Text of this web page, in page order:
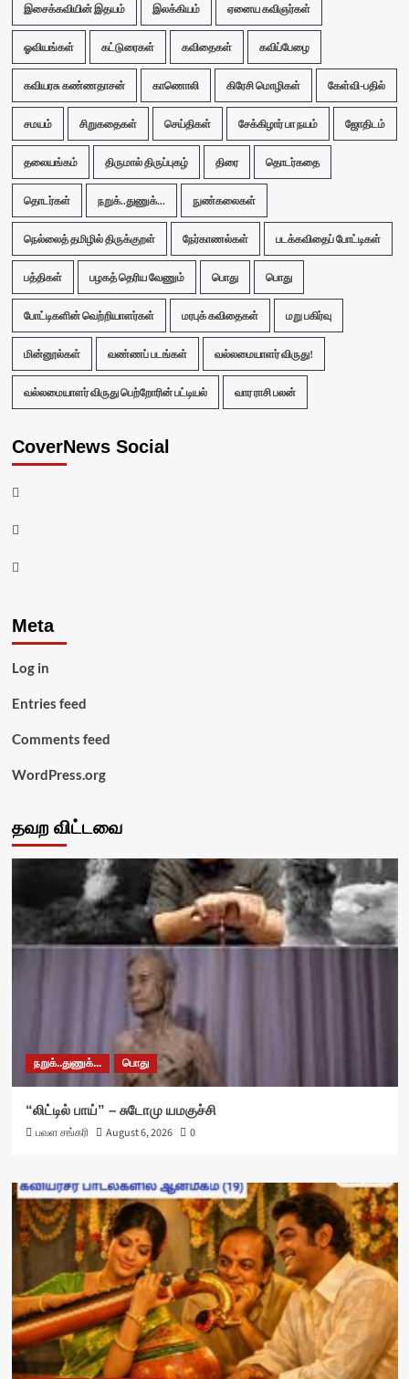
இசைக்கவியின் இதயம் இலக்கியம் ஏனைய கவிஞர்கள்
ஓவியங்கள் கட்டுரைகள் கவிதைகள் கவிப்பேழை
கவியரசு கண்ணதாசன் காணொலி கிரேசி மொழிகள் கேள்வி-பதில்
சமயம் சிறுகதைகள் செய்திகள் சேக்கிழார் பா நயம் ஜோதிடம்
தலையங்கம் திருமால் திருப்புகழ் திரை தொடர்கதை
தொடர்கள் நறுக்..துணுக்... நுண்கலைகள்
நெல்லைத் தமிழில் திருக்குறள் நேர்காணல்கள் படக்கவிதைப் போட்டிகள்
பத்திகள் பழகத் தெரிய வேணும் பொது பொது
போட்டிகளின் வெற்றியாளர்கள் மரபுக் கவிதைகள் மறு பகிர்வு
மின்னூல்கள் வண்ணப் படங்கள் வல்லமையாளர் விருது!
வல்லமையாளர் விருது பெற்றோரின் பட்டியல் வார ராசி பலன்
CoverNews Social
Facebook
Twitter
Youtube
Meta
Log in
Entries feed
Comments feed
WordPress.org
தவற விட்டவை
நறுக்..துணுக்... பொது
“லிட்டில் பாய்” – சுடோமு யமகுச்சி
பவள சங்கரி
August 6, 2026 0